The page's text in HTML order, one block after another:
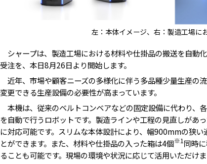
左：本体イメージ、右：製造工場に
シャープは、製造工場における材料や仕掛品の搬送を自動
受注を、本日8月26日より開始します。
近年、市場や顧客ニーズの多様化に伴う多品種少量生産の
変更できる生産設備の必要性が高まっています。
本機は、従来のベルトコンベアなどの固定設備に代わり、
を自動で行うロボットです。製造ラインや工程の見直しがあ
に対応可能です。スリムな本体設計により、幅900mmの狭
とができます。また、材料や仕掛品の入った箱は4個※1同時
ることも可能です。現場の環境や状況に応じて活用いただけま